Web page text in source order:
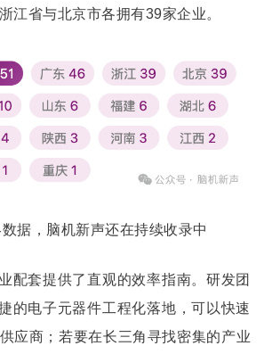
江省与北京市各拥有39家企业。
据，脑机新声还在持续收录中
配套提供了直观的效率指南。研发团
的电子元器件工程化落地，可以快速
应商；若要在长三角寻找密集的产业